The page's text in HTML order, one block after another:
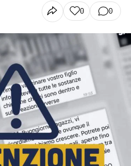
0 0